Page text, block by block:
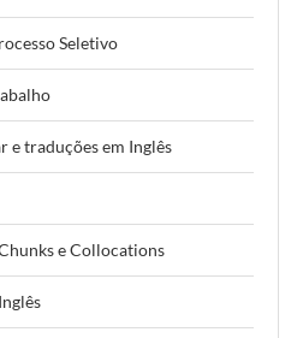
Seletivo
e traduções em Inglês
e Collocations